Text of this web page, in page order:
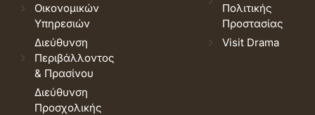
Οικονομικών
Υπηρεσιών
Διεύθυνση
Περιβάλλοντος
& Πρασίνου
Διεύθυνση
Προσχολικής
Πολιτικής
Προστασίας
Visit Drama